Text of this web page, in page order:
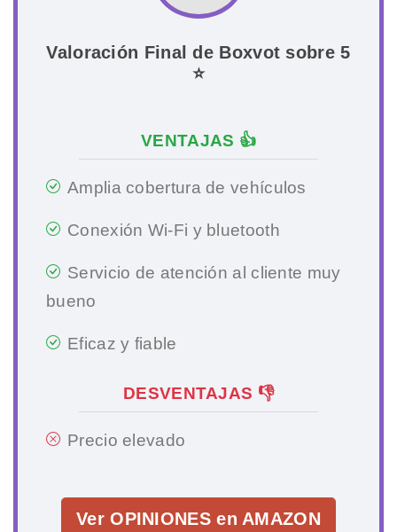
Valoración Final de Boxvot sobre 5
⭐
VENTAJAS 👍
Amplia cobertura de vehículos
Conexión Wi-Fi y bluetooth
Servicio de atención al cliente muy
bueno
Eficaz y fiable
DESVENTAJAS 👎
Precio elevado
Ver OPINIONES en AMAZON